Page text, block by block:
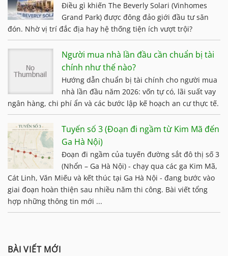
Điều gì khiến The Beverly Solari (Vinhomes
Grand Park) được đông đảo giới đầu tư săn
đón. Nhờ vị trí đắc địa hay hệ thống tiện ích vượt trội?
Người mua nhà lần đầu cần chuẩn bị tài
chính như thế nào?
Hướng dẫn chuẩn bị tài chính cho người mua
nhà lần đầu năm 2026: vốn tự có, lãi suất vay
ngân hàng, chi phí ẩn và các bước lập kế hoạch an cư thực tế.
Tuyến số 3 (Đoạn đi ngầm từ Kim Mã đến
Ga Hà Nội)
Đoạn đi ngầm của tuyến đường sắt đô thị số 3
(Nhổn – Ga Hà Nội) - chạy qua các ga Kim Mã,
Cát Linh, Văn Miếu và kết thúc tại Ga Hà Nội - đang bước vào
giai đoạn hoàn thiện sau nhiều năm thi công. Bài viết tổng
hợp những thông tin mới ...
BÀI VIẾT MỚI